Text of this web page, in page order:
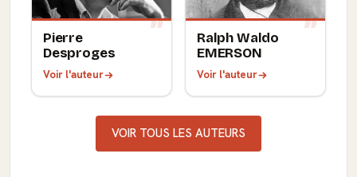
Pierre
Desproges
Voir l'auteur
Ralph Waldo
EMERSON
Voir l'auteur
VOIR TOUS LES AUTEURS